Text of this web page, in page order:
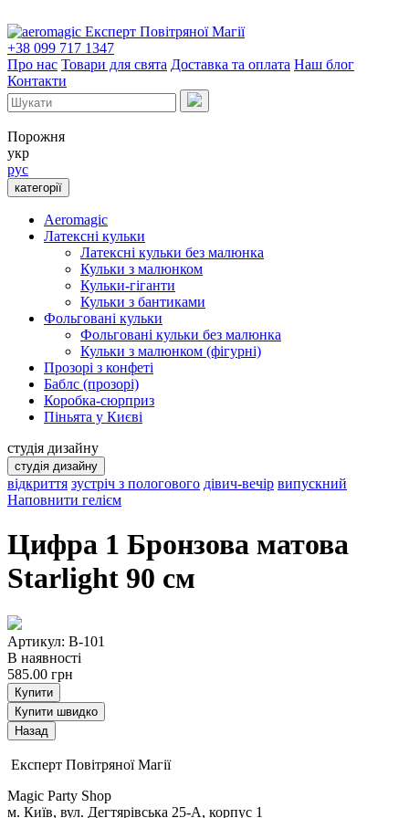
Експерт Повітряної Магії
+38 099 717 1347
Про нас Товари для свята Доставка та оплата Наш блог
Контакти
Порожня
укр
рус
категорії
Aeromagic
Латексні кульки
Латексні кульки без малюнка
Кульки з малюнком
Кульки-гіганти
Кульки з бантиками
Фольговані кульки
Фольговані кульки без малюнка
Кульки з малюнком (фігурні)
Прозорі з конфеті
Баблс (прозорі)
Коробка-сюрприз
Піньята у Києві
студія дизайну
студія дизайну
відкриття зустріч з пологового дівич-вечір випускний
Наповнити гелієм
Цифра 1 Бронзова матова
Starlight 90 см
Артикул: B-101
В наявності
585.00 грн
Купити
Купити швидко
Експерт Повітряної Магії
Magic Party Shop
м. Київ, вул. Дегтярівська 25-А, корпус 1